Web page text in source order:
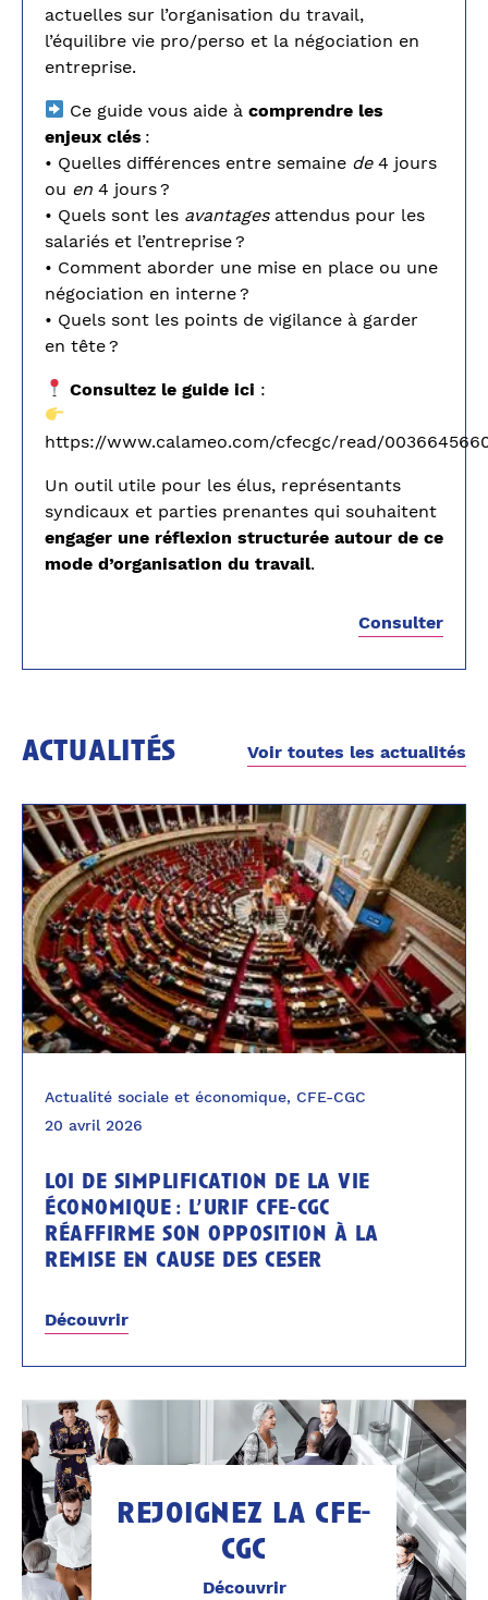
actuelles sur l’organisation du travail,
l’équilibre vie pro/perso et la négociation en
entreprise.
Ce guide vous aide àcomprendre les
enjeux clés :
• Quelles différences entre semaine de4 jours
ou en 4 jours ?
• Quels sont les avantagesattendus pour les
salariés et l’entreprise ?
• Comment aborder une mise en place ou une
négociation en interne ?
• Quels sont les points de vigilance à garder
en tête ?
Consultez le guide ici :
https://www.calameo.com/cfecgc/read/
Un outil utile pour les élus, représentants
syndicaux et parties prenantes qui souhaitent
engager une réflexion structurée autour de ce
mode d’organisation du travail.
Consulter
actualités Voir toutes les actualités
Actualité sociale et économique, CFE-CGC
20 avril 2026
loi de simplification de la vie
économique : l’urif cfe-cgc
réaffirme son opposition à la
remise en cause des ceser
Découvrir
rejoignez la cfe-
cgc
Découvrir